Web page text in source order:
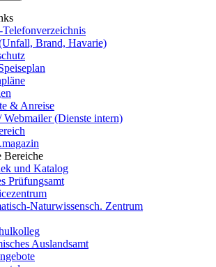
Brand, Havarie)
& Anreise
(Dienste intern)
Bereiche
und Katalog
Prüfungsamt
Naturwissensch. Zentrum
Auslandsamt